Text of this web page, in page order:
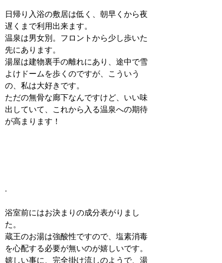
日帰り入浴の敷居は低く、朝早くから夜
遅くまで利用出来ます。
温泉は男女別。フロントから少し歩いた
先にあります。
湯屋は建物裏手の離れにあり、途中で雪
よけドームを歩くのですが、こういう
の、私は大好きです。
ただの無骨な廊下なんですけど、いい味
出していて、これから入る温泉への期待
が高まります！
.
浴室前にはお決まりの成分表がりまし
た。
蔵王のお湯は強酸性ですので、塩素消毒
を心配する必要が無いのが嬉しいです。
嬉しい事に、完全掛け流しのようで、湯